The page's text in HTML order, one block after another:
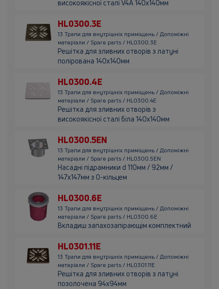
високоякісної сталі V4A 140х140мм
HL0300.3E
13 Трапи для внутрішніх приміщень / Допоміжні
матеріали / Spare parts / HL0300.3E
Решітка для зливних отворів з латуні
полірована 140х140мм
HL0300.4E
13 Трапи для внутрішніх приміщень / Допоміжні
матеріали / Spare parts / HL0300.4E
Решітка для зливних отворів з
високоякісної сталі біла 140х140мм
HL0300.5EN
13 Трапи для внутрішніх приміщень / Допоміжні
матеріали / Spare parts / HL0300.5EN
Насадні підрамники d 110мм / 92мм /
147х147мм з О-кільцем
HL0300.6E
13 Трапи для внутрішніх приміщень / Допоміжні
матеріали / Spare parts / HL0300.6E
Вкладиш запахозапірающім комплектний
HL0301.11E
13 Трапи для внутрішніх приміщень / Допоміжні
матеріали / Spare parts / HL0301.11E
Решітка для зливних отворів з латуні
позолочена 94х94мм